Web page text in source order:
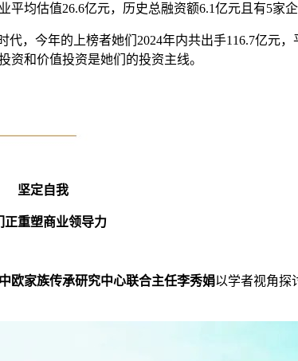
均估值26.6亿元，历史总融资额6.1亿元且有5家企
，今年的上榜者她们2024年内共出手116.7亿元
资和价值投资是她们的投资主线。
坚定自我
正重塑商业领导力
欧家族传承研究中心联合主任李秀娟以学者视角探